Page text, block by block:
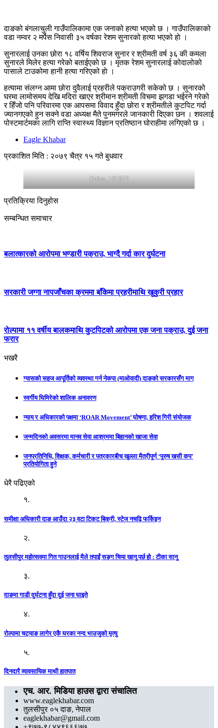
दाङको बंगलाचुली गाउँपालिकामा एक जनाको हत्या भएको छ । गाउँपालिकाको
वडा नम्वर २ मर्पेस निवासी ३५ वर्षका रेशम सुनारको हत्या भएको हाे ।
सुनारलाई उनका छोरा १८ वर्षिय शिवराज सुनार र श्रीमती वर्ष ३६ की कमला
सुनारले मिलेर हत्या गरेको बताईएकाे छ । मृतक रेशम सुनारलाई कोदालोको
पासाले टाउकोमा हानी हत्या गरिएको हाे ।
हत्यामा संलग्न आमा छोरा दुवैलाई प्रहरीले पक्राउगरी सकेको छ । सुनारको
घरमा लामोसमय देखि मदिरा खाएर श्रीमान श्रीमती विचमा झगडा भईरने गरेको
र हिँजो पनि परिवारमा एक आपसमा विवाद हुँदा छोरा र श्रीमतीले कुटपिट गर्दा
ज्यानगएको हुन सक्ने वडा अध्यक्ष मैते पुनमगरले जानकारी दिएका छन । शवलाई
पोस्टमार्टमका लागि राप्ति स्वास्थ्य विज्ञान प्रतिष्ठान घोराहीमा लगिएको छ ।
Eagle Khabar
प्रकाशित मिति : २०७९ चैत्र १५ गते बुधवार
Oplus_131072
प्रतिक्रिया दिनुहोस
सम्बन्धित समाचार
बलात्कारको आरोपमा भण्डारी पक्राउ, भाग्दै गर्दा कार दुर्घटना
सरकारी जग्गा नापजाँचका क्रममा बाँकेमा प्रहरीमाथि खुकुरी प्रहार
रोल्पामा ११ वर्षीय बालकमाथि कुटपिटको आरोपमा एक जना पक्राउ, दुई जना
फरार
भखरै
ग्यासको सहज आपूर्तिको व्यवस्था गर्न नेकपा (माओवादी) दाङको सरकारसँग माग
स्वर्गीय घिमिरेको शालिक अनावरण
न्याय र अधिकारको पक्षमा ‘ROAR Movement’ घोषणा, हरिश गिरी संयोजक
जन्मदिनको अवसरमा मानव सेवा आश्रममा बिहानको खाजा सेवा
जनप्रतिनिधि, शिक्षक, कर्मचारी र पत्रकारबीच खुल्ला मैत्रीपूर्ण ‘पुरुष खसी कप’
प्रतियोगिता हुने
धेरै पढिएको
१.
समीक्षा अधिकारी दाङ आउँदा २३ वटा टिकट बिक्री, स्टेज नचढि फर्किइन
२.
तुलसीपुर महोत्सवमा गित गाउनलाई मैले तपाईं सङ्ग चिया खानु पर्छ हो : टीका सानु
३.
दाङमा गाडी दुर्घटना हुँदा दुई जना घाइते
४.
रोल्पामा चट्याङ लागेर एकै घरका नन्द भाउजुको मृत्यु
५.
दिनदारै व्यावसायिक माथी हातपात
एच. आर. मिडिया हाउस द्वारा संचालित
www.eaglekhabar.com
तुलसीपुर ०५ दाङ, नेपाल
eaglekhabar@gmail.com